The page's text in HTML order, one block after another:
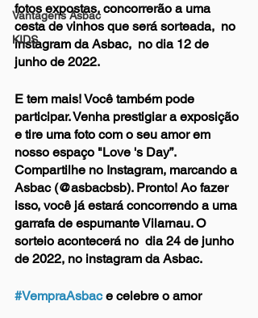
Vantagens Asbac
KIDS
fotos expostas, concorrerão a uma
cesta de vinhos que será sorteada,  no
instagram da Asbac,  no dia 12 de
junho de 2022.
E tem mais! Você também pode
participar. Venha prestigiar a exposição
e tire uma foto com o seu amor em
nosso espaço "Love 's Day”.
Compartilhe no Instagram, marcando a
Asbac (@asbacbsb). Pronto! Ao fazer
isso, você já estará concorrendo a uma
garrafa de espumante Vilarnau. O
sorteio acontecerá no  dia 24 de junho
de 2022, no instagram da Asbac.
#VempraAsbac e celebre o amor